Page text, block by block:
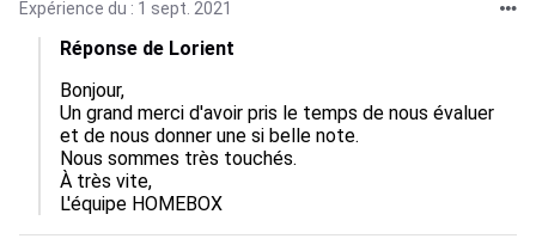
Expérience du : 1 sept. 2021
Réponse de Lorient
Bonjour,
Un grand merci d'avoir pris le temps de nous évaluer
et de nous donner une si belle note.
Nous sommes très touchés.
À très vite,
L'équipe HOMEBOX